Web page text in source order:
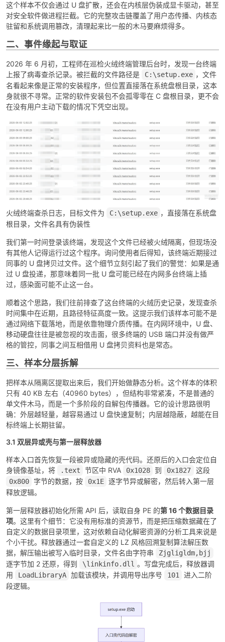
52
jie.
cn
这个样本不仅会通过 U 盘扩散，还会在内核层伪装成显卡驱动，甚至
对安全软件做进程拦截。它的完整攻击链覆盖了用户态传播、内核态
驻留和系统调用篡改，清理起来比一般的木马要麻烦得多。
二、事件缘起与取证
2026 年 6 月初，工程师在巡检火绒终端管理后台时，发现一台终端
上报了病毒查杀记录。被拦截的文件路径是
C:\setup.exe ，文件
名看起来像是正常的安装程序，但位置直接落在系统盘根目录，这本
身就很不寻常。正常的软件安装包不会孤零零在 C 盘根目录，更不会
在没有用户主动下载的情况下凭空出现。
火绒终端查杀日志，目标文件为 C:\setup.exe ，直接落在系统盘
根目录，文件名具有伪装性
我们第一时间登录该终端，发现这个文件已经被火绒隔离，但现场没
有其他人记得运行过这个程序。询问使用者后得知，该终端近期接过
同事的 U 盘拷贝过文件。这个细节立刻引起了我们的警觉：如果是通
过 U 盘投递，那意味着同一批 U 盘可能已经在内网多台终端上插
过，感染面可能不止这一台。
顺着这个思路，我们往前排查了这台终端的火绒历史记录，发现查杀
时间集中在近期，且路径特征高度一致。这提示我们该样本可能不是
通过网络下载落地，而是依靠物理介质传播。在内网环境中，U 盘、
移动硬盘往往是被忽视的攻击面，很多终端的 USB 端口并没有做严
格的管控，同事之间互相借用 U 盘拷贝资料也是常态。
三、样本分层拆解
把样本从隔离区提取出来后，我们开始做静态分析。这个样本的体积
只有 40 KB 左右（40960 bytes），但结构非常紧凑，不是普通的
单文件木马，而是一个多阶段的自解包传播器。它的设计思路很明
确：外层越轻量，越容易通过 U 盘快速复制；内层越隐蔽，越能在目
标终端上长期驻留。
3.1 双层异或壳与第一层释放器
样本入口首先恢复一段被异或隐藏的壳代码。还原后的入口会定位自
身镜像基址，将
.text 节区中 RVA 0x1028 到 0x1827 这段
0x800 字节的数据，按 0x1E 逐字节异或解密，然后转入第一层
释放逻辑。
第一层释放器初始化所需 API 后，读取自身 PE 的第 16 个数据目录
项。这里有个细节：它没有用标准的资源节，而是把压缩数据藏在了
自定义的数据目录项里，这对依赖自动化解密资源的分析工具来说是
个小干扰。释放器通过一套自定义的 LZ 风格回溯复制算法解压数
据，解压输出被写入临时目录，文件名由字符串
Zjgligldm,bjj
逐字节加 2 还原，得到 \linkinfo.dll 。写盘完成后，释放器调
用
LoadLibraryA 加载该模块，并调用导出序号 101
进入二阶
段逻辑。